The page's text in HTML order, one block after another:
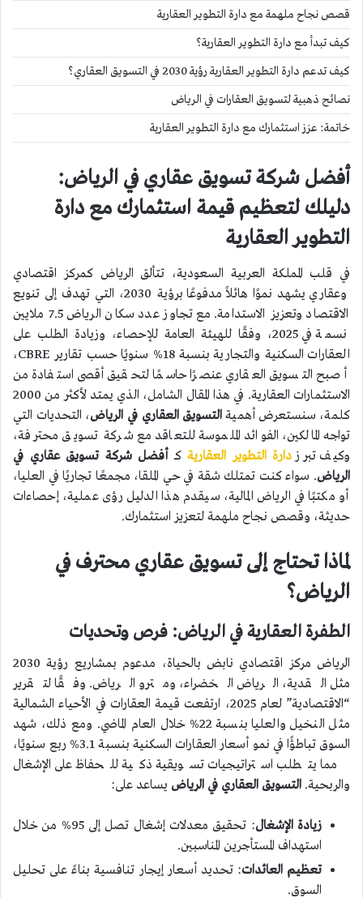
قصص نجاح ملهمة مع دارة التطوير العقارية
كيف تبدأ مع دارة التطوير العقارية؟
كيف تدعم دارة التطوير العقارية رؤية 2030 في التسويق العقاري؟
نصائح ذهبية لتسويق العقارات في الرياض
خاتمة: عزز استثمارك مع دارة التطوير العقارية
أفضل شركة تسويق عقاري في الرياض:
دليلك لتعظيم قيمة استثمارك مع دارة
التطوير العقارية
في قلب المملكة العربية السعودية، تتألق الرياض كمركز اقتصادي
وعقاري يشهد نموًا هائلاً مدفوعًا برؤية 2030، التي تهدف إلى تنويع
الاقتصاد وتعزيز الاستدامة. مع تجاوز عدد سكان الرياض 7.5 ملايين
نسمة في 2025، وفقًا للهيئة العامة للإحصاء، وزيادة الطلب على
العقارات السكنية والتجارية بنسبة 18% سنويًا حسب تقارير CBRE،
أصبح التسويق العقاري عنصرًا حاسمًا لتحقيق أقصى استفادة من
الاستثمارات العقارية. في هذا المقال الشامل، الذي يمتد لأكثر من 2000
كلمة، سنستعرض أهمية التسويق العقاري في الرياض، التحديات التي
تواجه المالكين، الفوائد الملموسة للتعاقد مع شركة تسويق محترفة،
وكيف تبرزدارة التطوير العقارية كـ أفضل شركة تسويق عقاري في
الرياض. سواء كنت تمتلك شقة في حي الملقا، مجمعًا تجاريًا في العليا،
أو مكتبًا في الرياض المالية، سيقدم هذا الدليل رؤى عملية، إحصاءات
حديثة، وقصص نجاح ملهمة لتعزيز استثمارك.
لماذا تحتاج إلى تسويق عقاري محترف في
الرياض؟
الطفرة العقارية في الرياض: فرص وتحديات
الرياض مركز اقتصادي نابض بالحياة، مدعوم بمشاريع رؤية 2030
مثل القدية، الرياض الخضراء، ومترو الرياض. وفقًا لتقرير
“الاقتصادية” لعام 2025، ارتفعت قيمة العقارات في الأحياء الشمالية
مثل النخيل والعليا بنسبة 22% خلال العام الماضي. ومع ذلك، شهد
السوق تباطؤًا في نمو أسعار العقارات السكنية بنسبة 3.1% ربع سنويًا،
مما يتطلب استراتيجيات تسويقية ذكية للحفاظ على الإشغال
والربحية. التسويق العقاري في الرياض يساعد على:
زيادة الإشغال
: تحقيق معدلات إشغال تصل إلى 95% من خلال
استهداف المستأجرين المناسبين.
تعظيم العائدات: تحديد أسعار إيجار تنافسية بناءً على تحليل
السوق.